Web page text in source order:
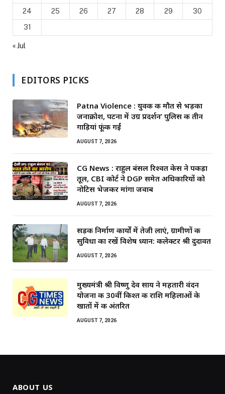
24
25 26 27 28 29
30
31
« Jul
EDITORS PICKS
Patna Violence : युवक की मौत से भड़का
जनाक्रोश, पटना में उग्र प्रदर्शन’ पुलिस की तीन
गाड़ियां फूंकी गईं
AUGUST 7, 2026
CG News : राहुल बंसल रिश्वत केस ने पकड़ा
तूल, CBI कोर्ट ने DGP समेत अधिकारियों को
नोटिस भेजकर मांगा जवाब
AUGUST 7, 2026
सड़क निर्माण कार्यों में तेजी लाएं, ग्रामीणों की
सुविधा का रखें विशेष ध्यान: कलेक्टर श्री दुदावत
AUGUST 7, 2026
मुख्यमंत्री श्री विष्णु देव साय ने महतारी वंदन
योजना की 30वीं किश्त की राशि महिलाओं के
खातों में की अंतरित
AUGUST 7, 2026
ABOUT US